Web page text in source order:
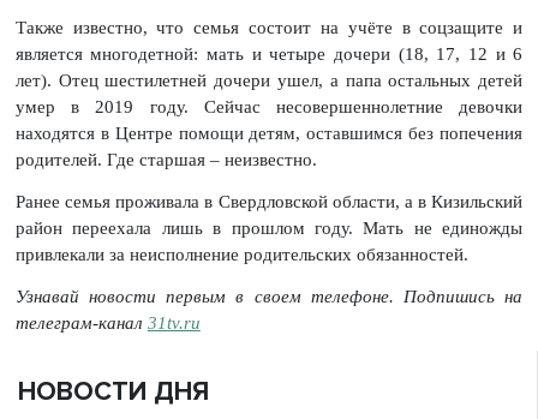
Также известно, что семья состоит на учёте в соцзащите и
является многодетной: мать и четыре дочери (18, 17, 12 и 6
лет). Отец шестилетней дочери ушел, а папа остальных детей
умер в 2019 году. Сейчас несовершеннолетние девочки
находятся в Центре помощи детям, оставшимся без попечения
родителей. Где старшая – неизвестно.
Ранее семья проживала в Свердловской области, а в Кизильский
район переехала лишь в прошлом году. Мать не единожды
привлекали за неисполнение родительских обязанностей.
Узнавай новости первым в своем телефоне. Подпишись на
телеграм-канал 31tv.ru
НОВОСТИ ДНЯ